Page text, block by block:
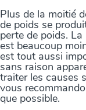
Plus de la moitié
de poids se
perte de poids.
est beaucoup
est tout aussi
sans raison
traiter les causes
vous
que possible.